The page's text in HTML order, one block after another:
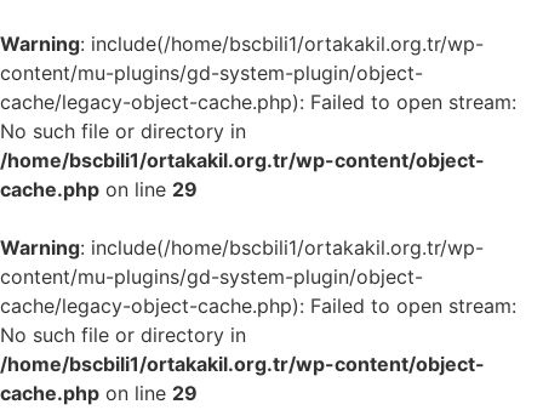
Warning: include(/home/bscbili1/ortakakil.org.tr/wp-
content/mu-plugins/gd-system-plugin/object-
cache/legacy-object-cache.php): Failed to open stream:
No such file or directory in
/home/bscbili1/ortakakil.org.tr/wp-content/object-
cache.php on line 29
Warning: include(/home/bscbili1/ortakakil.org.tr/wp-
content/mu-plugins/gd-system-plugin/object-
cache/legacy-object-cache.php): Failed to open stream:
No such file or directory in
/home/bscbili1/ortakakil.org.tr/wp-content/object-
cache.php on line 29